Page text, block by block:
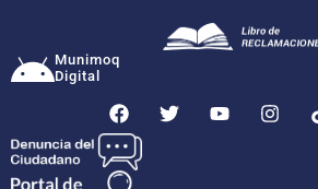
Munimoq
Digital